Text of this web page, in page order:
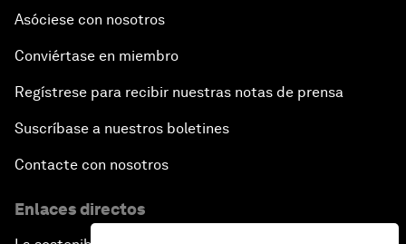
Asóciese con nosotros
Conviértase en miembro
Regístrese para recibir nuestras notas de prensa
Suscríbase a nuestros boletines
Contacte con nosotros
Enlaces directos